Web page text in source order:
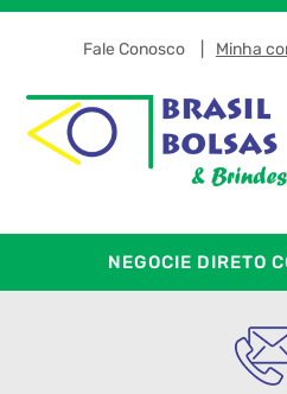
Fale Conosco Minha
NEGOCIE DIRETO